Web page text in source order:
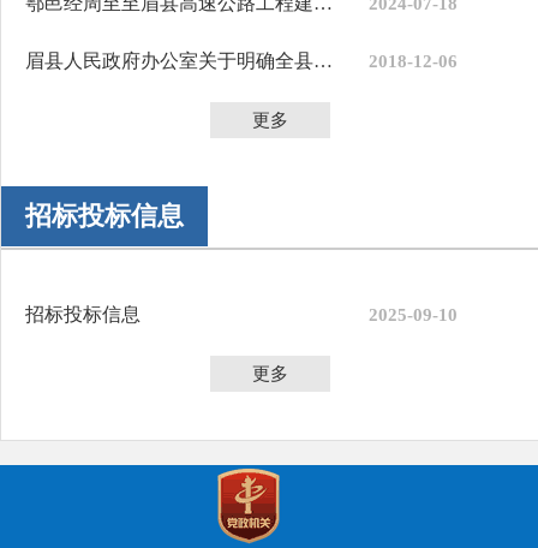
眉县人民政府办公室关于明确全县征地统一年产值标准及区片综合地价... 2018-12-06
更多
招标投标信息
招标投标信息 2025-09-10
更多